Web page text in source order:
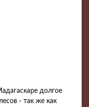
долгое
- так же как